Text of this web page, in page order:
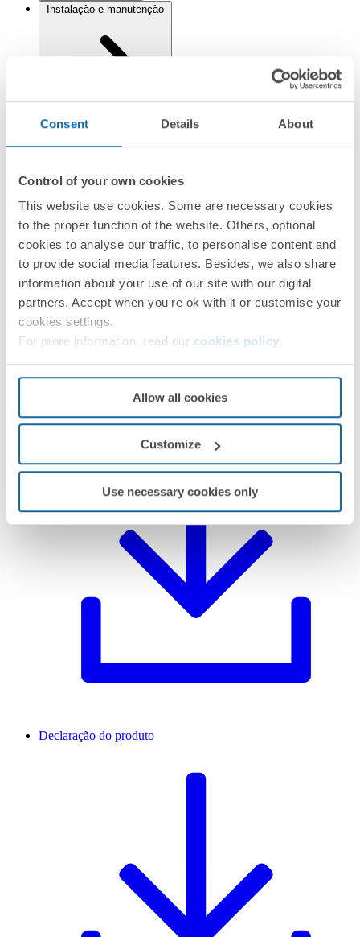
Consent Details About
Control of your own cookies
This website use cookies. Some are necessary cookies
to the proper function of the website. Others, optional
cookies to analyse our traffic, to personalise content and
to provide social media features. Besides, we also share
information about your use of our site with our digital
partners. Accept when you're ok with it or customise your
cookies settings.
For more information, read our cookies policy
Allow all cookies
Customize
Use necessary cookies only
Regulamentos
Declaração do produto